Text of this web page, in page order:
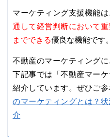
マーケティング支援機能は
通して経営判断において
までできる優良な機能です。
不動産のマーケティング
下記事では「不動産マー
紹介しています。ぜひご参
のマーケティングとは？
介